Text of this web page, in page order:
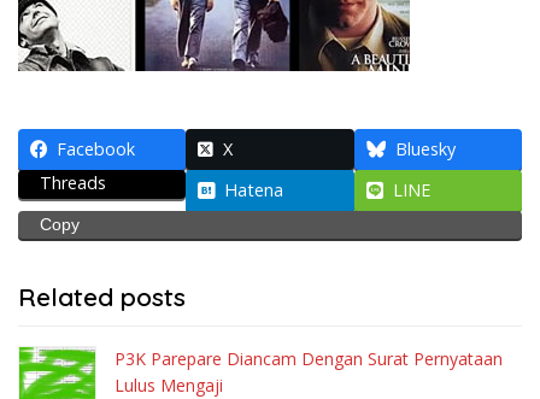
Facebook X
Bluesky
Threads
Hatena LINE
Copy
Related posts
P3K Parepare Diancam Dengan Surat Pernyataan
Lulus Mengaji